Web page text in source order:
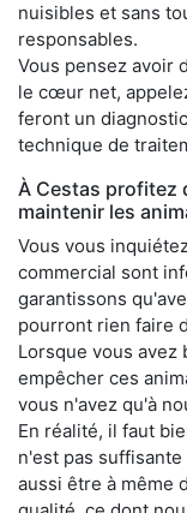
nuisibles et sans
responsables.
Vous pensez avoir
le cœur net,
feront un
technique de
À Cestas profitez
maintenir les
Vous vous
commercial sont
garantissons
pourront rien faire
Lorsque vous
empêcher ces
vous n'avez qu'à
En réalité, il faut
n'est pas
aussi être à même